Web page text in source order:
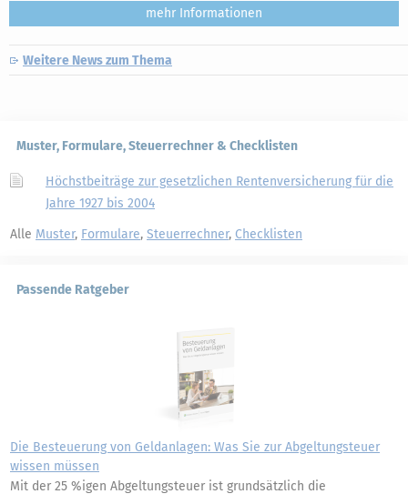
mehr
Weitere News zum Thema
Muster, Formulare, Steuerrechner & Checklisten
Höchstbeiträge zur gesetzlichen Rentenversicherung für die
Jahre 1927 bis 2004
Alle Muster, Formulare, Steuerrechner, Checklisten
Passende Ratgeber
Die Besteuerung von Geldanlagen: Was Sie zur Abgeltungsteuer
wissen müssen
Mit der 25 %igen Abgeltungsteuer ist grundsätzlich die